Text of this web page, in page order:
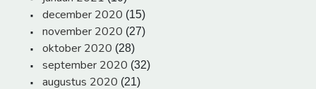
december 2020 (15)
november 2020 (27)
oktober 2020 (28)
september 2020 (32)
augustus 2020 (21)